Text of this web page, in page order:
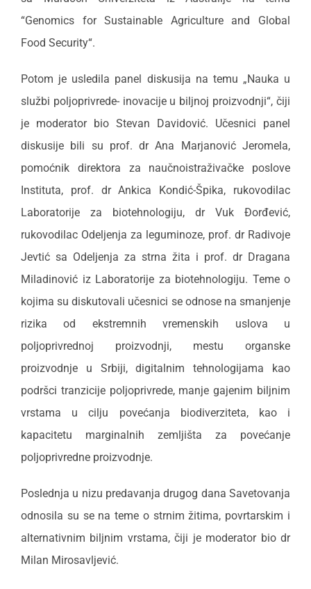
“Genomics for Sustainable Agriculture and Global
Food Security“.
Potom je usledila panel diskusija na temu „Nauka u
službi poljoprivrede- inovacije u biljnoj proizvodnji“, čiji
je moderator bio Stevan Davidović. Učesnici panel
diskusije bili su prof. dr Ana Marjanović Jeromela,
pomoćnik direktora za naučnoistraživačke poslove
Instituta, prof. dr Ankica Kondić-Špika, rukovodilac
Laboratorije za biotehnologiju, dr Vuk Đorđević,
rukovodilac Odeljenja za leguminoze, prof. dr Radivoje
Jevtić sa Odeljenja za strna žita i prof. dr Dragana
Miladinović iz Laboratorije za biotehnologiju. Teme o
kojima su diskutovali učesnici se odnose na smanjenje
rizika od ekstremnih vremenskih uslova u
poljoprivrednoj proizvodnji, mestu organske
proizvodnje u Srbiji, digitalnim tehnologijama kao
podršci tranzicije poljoprivrede, manje gajenim biljnim
vrstama u cilju povećanja biodiverziteta, kao i
kapacitetu marginalnih zemljišta za povećanje
poljoprivredne proizvodnje.
Poslednja u nizu predavanja drugog dana Savetovanja
odnosila su se na teme o strnim žitima, povrtarskim i
alternativnim biljnim vrstama, čiji je moderator bio dr
Milan Mirosavljević.